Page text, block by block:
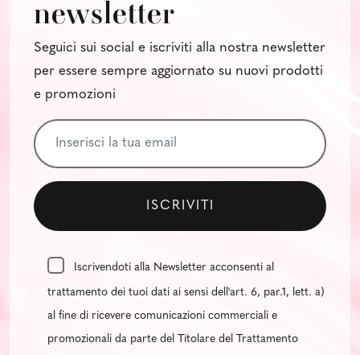
newsletter
Seguici sui social e iscriviti alla nostra newsletter
per essere sempre aggiornato su nuovi prodotti
e promozioni
Iscrivendoti alla Newsletter acconsenti al
trattamento dei tuoi dati ai sensi dell'art. 6, par.1, lett. a)
al fine di ricevere comunicazioni commerciali e
promozionali da parte del Titolare del Trattamento